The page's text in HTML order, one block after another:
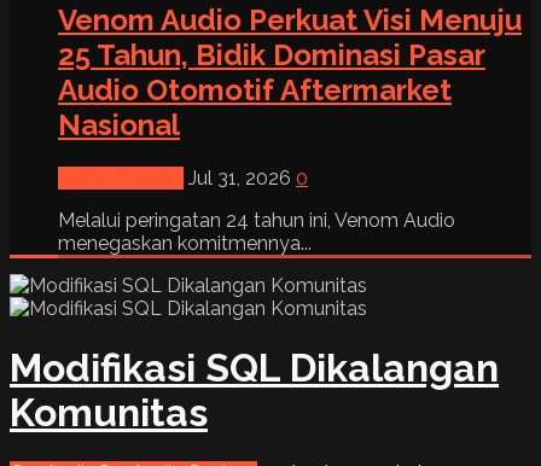
Venom Audio Perkuat Visi Menuju
25 Tahun, Bidik Dominasi Pasar
Audio Otomotif Aftermarket
Nasional
Jul 31, 2026 0
Melalui peringatan 24 tahun ini, Venom Audio
menegaskan komitmennya...
Modifikasi SQL Dikalangan
Komunitas